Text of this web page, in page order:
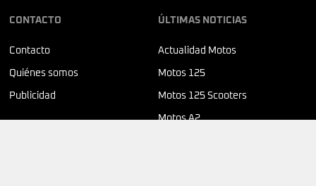
CONTACTO
Contacto
Quiénes somos
Publicidad
ÚLTIMAS NOTICIAS
Actualidad Motos
Motos 125
Motos 125 Scooters
Motos A2